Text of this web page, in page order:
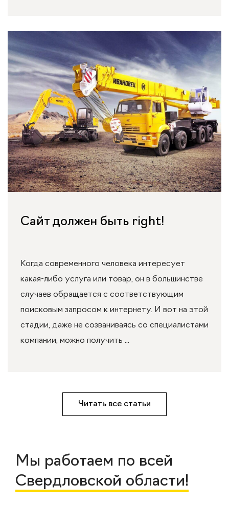
Сайт должен быть right!
Когда современного человека интересует
какая-либо услуга или товар, он в большинстве
случаев обращается с соответствующим
поисковым запросом к интернету. И вот на этой
стадии, даже не созваниваясь со специалистами
компании, можно получить ...
Читать все статьи
Мы работаем по всей
Свердловской области!